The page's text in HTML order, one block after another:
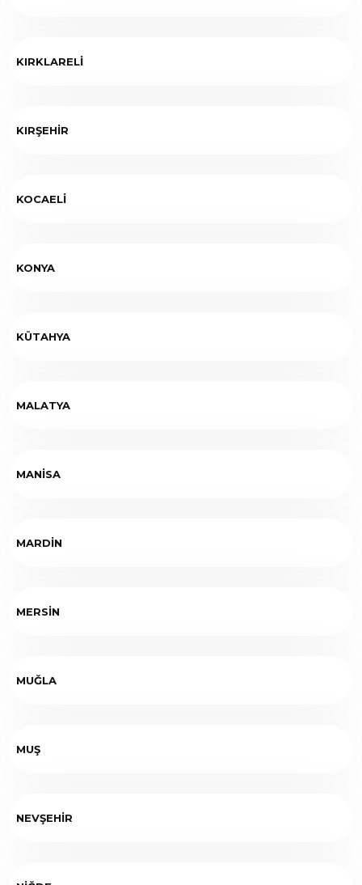
KIRKLARELİ
KIRŞEHİR
KOCAELİ
KONYA
KÜTAHYA
MALATYA
MANİSA
MARDİN
MERSİN
MUĞLA
MUŞ
NEVŞEHİR